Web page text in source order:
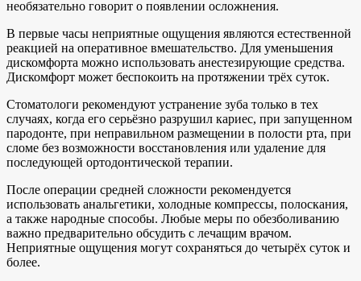
необязательно говорит о появлении осложнения.
В первые часы неприятные ощущения являются естественной
реакцией на оперативное вмешательство. Для уменьшения
дискомфорта можно использовать анестезирующие средства.
Дискомфорт может беспокоить на протяжении трёх суток.
Стоматологи рекомендуют устранение зуба только в тех
случаях, когда его серьёзно разрушил кариес, при запущенном
пародонте, при неправильном размещении в полости рта, при
сломе без возможности восстановления или удаление для
последующей ортодонтической терапии.
После операции средней сложности рекомендуется
использовать анальгетики, холодные компрессы, полоскания,
а также народные способы. Любые меры по обезболиванию
важно предварительно обсудить с лечащим врачом.
Неприятные ощущения могут сохраняться до четырёх суток и
более.